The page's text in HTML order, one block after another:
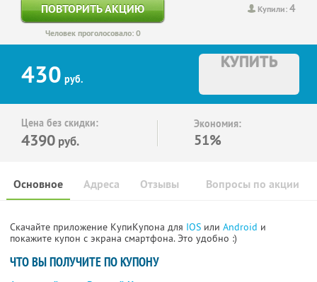
Купили:4
ПОВТОРИТЬ АКЦИЮ
Человек проголосовало: 0
430 руб.
КУПИТЬ
Цена без скидки:
4390 руб.
Экономия:
51%
Основное Отзывы Вопросы по акции
Адреса
Скачайте приложение КупиКупона для IOS или Android и
покажите купон с экрана смартфона. Это удобно :)
ЧТО ВЫ ПОЛУЧИТЕ ПО КУПОНУ